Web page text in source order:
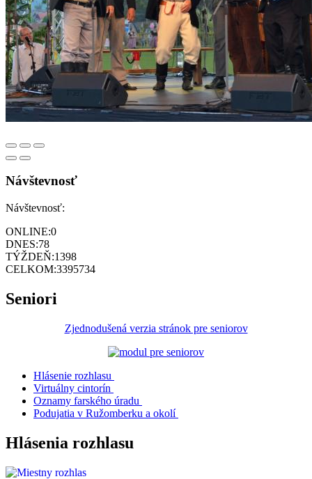
Návštevnosť
Návštevnosť:
ONLINE:0
DNES:78
TÝŽDEŇ:1398
CELKOM:3395734
Seniori
Zjednodušená verzia stránok pre seniorov
Hlásenie rozhlasu
Virtuálny cintorín
Oznamy farského úradu
Podujatia v Ružomberku a okolí
Hlásenia rozhlasu